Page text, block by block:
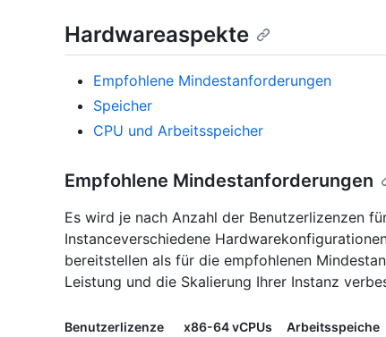
Hardwareaspekte
Empfohlene Mindestanforderungen
Speicher
CPU und Arbeitsspeicher
Empfohlene Mindestanforderungen
Es wird je nach Anzahl der Benutzerlizenzen
Instanceverschiedene
bereitstellen als für die empfohlenen
Leistung und die Skalierung Ihrer Instanz
Benutzerlizenze
x86-64 vCPUs
Arbeitsspeiche